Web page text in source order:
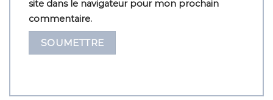
site dans le navigateur pour mon prochain
commentaire.